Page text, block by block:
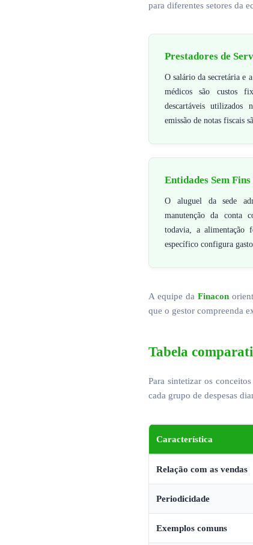
para diferentes setores da
Prestadores de
O salário da secretária e
médicos são custos
descartáveis utilizados
emissão de notas fiscais
Entidades Sem
O aluguel da sede
manutenção da conta
todavia, a alimentação
específico configura
A equipe daFinacon
que o gestor compreenda
Tabela
Para sintetizar os
cada grupo de despesas
Característica
Relação com as vendas
Periodicidade
Exemplos comuns